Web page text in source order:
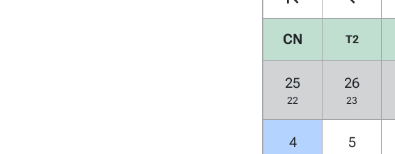
CN T2
25
22
26
23
4 5